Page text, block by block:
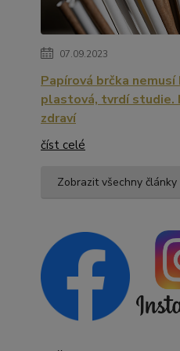
07.09.2023
Papírová brčka
plastová, tvrdí studie.
zdraví
číst celé
Zobrazit všechny články